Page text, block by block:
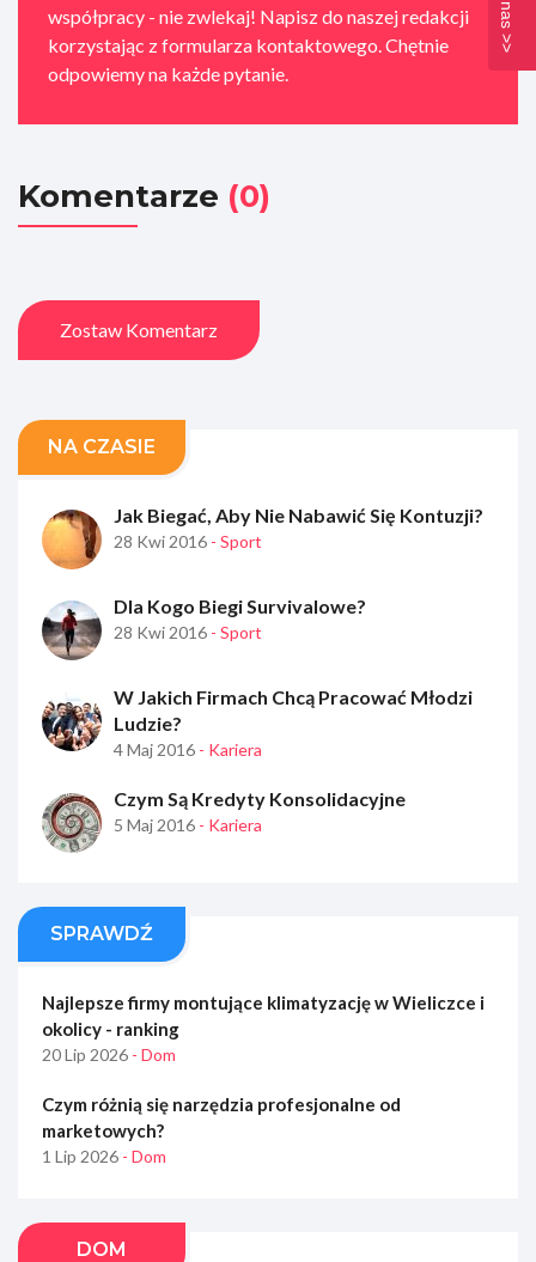
współpracy - nie zwlekaj! Napisz do naszej redakcji
korzystając z formularza kontaktowego. Chętnie
odpowiemy na każde pytanie.
Komentarze (0)
Zostaw Komentarz
NA CZASIE
Jak Biegać, Aby Nie Nabawić Się Kontuzji?
28 Kwi 2016 - Sport
Dla Kogo Biegi Survivalowe?
28 Kwi 2016 - Sport
W Jakich Firmach Chcą Pracować Młodzi
Ludzie?
4 Maj 2016 - Kariera
Czym Są Kredyty Konsolidacyjne
5 Maj 2016 - Kariera
SPRAWDŹ
Najlepsze firmy montujące klimatyzację w Wieliczce i
okolicy - ranking
20 Lip 2026 - Dom
Czym różnią się narzędzia profesjonalne od
marketowych?
1 Lip 2026 - Dom
DOM